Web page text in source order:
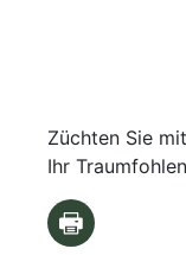
Züchten Sie
Ihr Traumfohlen